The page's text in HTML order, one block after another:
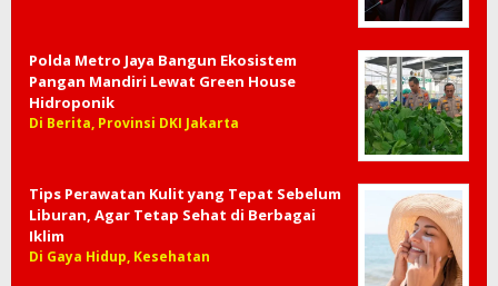
Polda Metro Jaya Bangun Ekosistem
Pangan Mandiri Lewat Green House
Hidroponik
Di Berita, Provinsi DKI Jakarta
Tips Perawatan Kulit yang Tepat Sebelum
Liburan, Agar Tetap Sehat di Berbagai
Iklim
Di Gaya Hidup, Kesehatan